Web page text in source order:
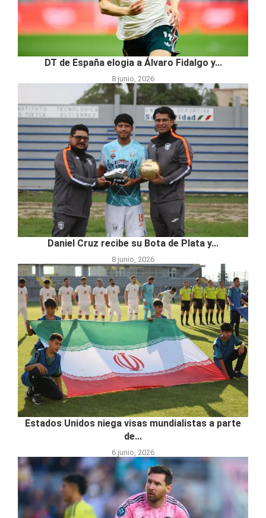
DT de España elogia a Álvaro Fidalgo y...
8 junio, 2026
Daniel Cruz recibe su Bota de Plata y...
8 junio, 2026
Estados Unidos niega visas mundialistas a parte
de...
6 junio, 2026